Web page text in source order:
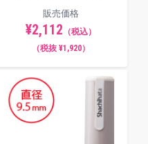
販売価格
¥2,112 （税込）
（税抜 ¥1,920）